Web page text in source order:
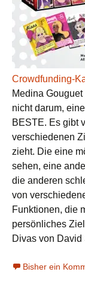
Crowdfunding-
Medina Gouguet
nicht darum,
BESTE. Es gibt
verschiedenen
zieht. Die eine
sehen, eine
die anderen
von
Funktionen, die
persönliches
Divas von David
Bisher ein